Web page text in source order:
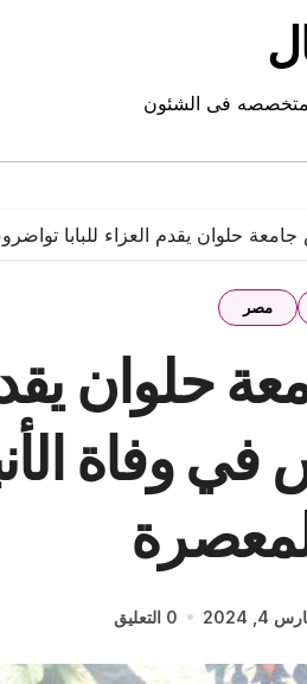
متخصصه فى الشئون
حلوان يقدم العزاء للبابا
مصر
حلوان يقدم
وفاة
4, 2024 0 التعليق